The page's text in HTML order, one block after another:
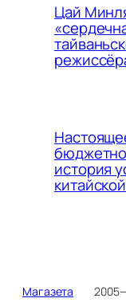
Цай
история
Магазета